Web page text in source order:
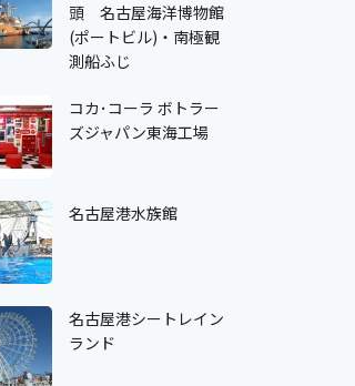
頭 名古屋海洋博物館
(ポートビル)・南極観
測船ふじ
コカ･コーラ ボトラー
ズジャパン東海工場
名古屋港水族館
名古屋港シートレイン
ランド